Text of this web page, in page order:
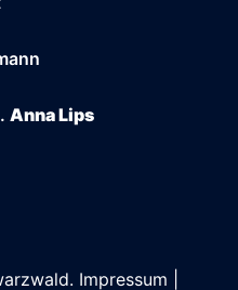
Anna Lips
Impressum